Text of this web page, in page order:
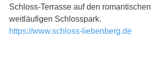
Schloss-Terrasse auf den romantischen
weitläufigen Schlosspark.
https://www.schloss-liebenberg.de